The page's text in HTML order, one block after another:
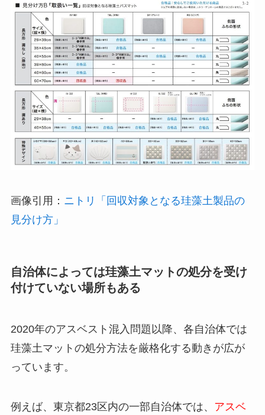
画像引用： ニトリ「回収対象となる珪藻土製品の
見分け方」
自治体によっては珪藻土マットの処分を受け
付けていない場所もある
2020年のアスベスト混入問題以降、各自治体では
珪藻土マットの処分方法を厳格化する動きが広が
っています。
例えば、東京都23区内の一部自治体では、 アスベ